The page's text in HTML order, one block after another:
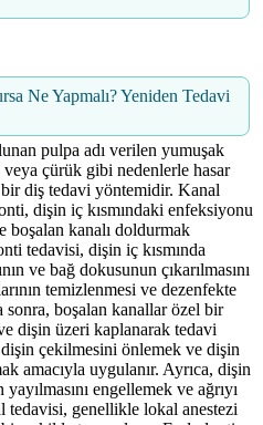
Ne Yapmalı? Yeniden Tedavi
pulpa adı verilen yumuşak
çürük gibi nedenlerle hasar
diş tedavi yöntemidir. Kanal
dişin iç kısmındaki enfeksiyonu
boşalan kanalı doldurmak
tedavisi, dişin iç kısmında
ve bağ dokusunun çıkarılmasını
temizlenmesi ve dezenfekte
boşalan kanallar özel bir
dişin üzeri kaplanarak tedavi
çekilmesini önlemek ve dişin
amacıyla uygulanır. Ayrıca, dişin
engellemek ve ağrıyı
tedavisi, genellikle lokal anestezi